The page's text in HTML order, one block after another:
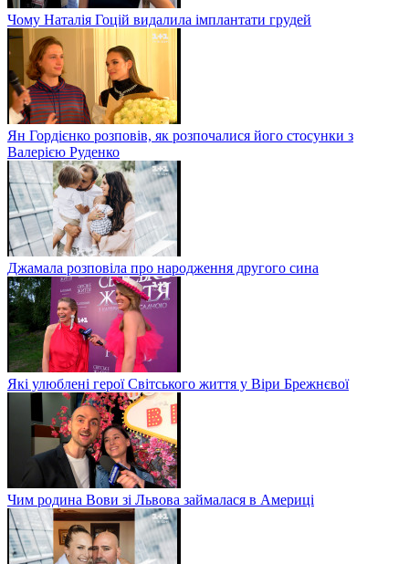
Чому Наталія Гоцій видалила імплантати грудей
Ян Гордієнко розповів, як розпочалися його стосунки з
Валерією Руденко
Джамала розповіла про народження другого сина
Які улюблені герої Світського життя у Віри Брежнєвої
Чим родина Вови зі Львова займалася в Америці